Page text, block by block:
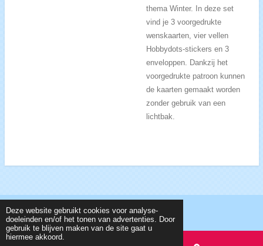
Deze website gebruikt cookies voor analyse-
doeleinden en/of het tonen van advertenties. Door
gebruik te blijven maken van de site gaat u
hiermee akkoord.
thema Winter. In deze set
vind je 3 voorgedrukte
wenskaarten, vier vellen
Hobbydots-stickers en 3
enveloppen. Dankzij het
voorgedrukte patroon kunnen
de kaarten gemaakt worden
zonder gebruik van een
lichtbak.
© 2018 CreTexTo, info@cretexto.nl, KvK 62394703